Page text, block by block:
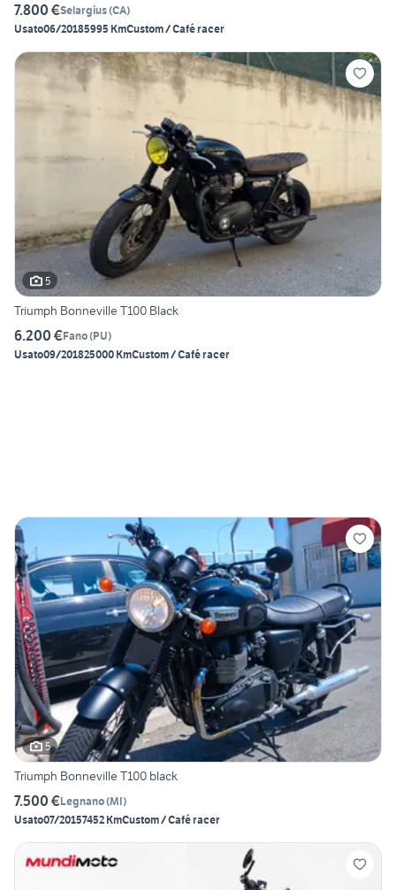
7.800 €Selargius(CA)
Usato06/20185995 KmCustom / Café racer
5
Triumph Bonneville T100 Black
6.200 €Fano(PU)
Usato09/201825000 KmCustom / Café racer
5
Triumph Bonneville T100 black
7.500 €Legnano(MI)
Usato07/20157452 KmCustom / Café racer